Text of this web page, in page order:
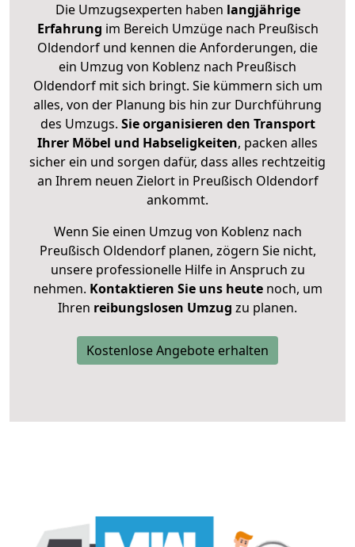
Die Umzugsexperten haben langjährige
Erfahrung im Bereich Umzüge nach Preußisch
Oldendorf und kennen die Anforderungen, die
ein Umzug von Koblenz nach Preußisch
Oldendorf mit sich bringt. Sie kümmern sich um
alles, von der Planung bis hin zur Durchführung
des Umzugs. Sie organisieren den Transport
Ihrer Möbel und Habseligkeiten, packen alles
sicher ein und sorgen dafür, dass alles rechtzeitig
an Ihrem neuen Zielort in Preußisch Oldendorf
ankommt.
Wenn Sie einen Umzug von Koblenz nach
Preußisch Oldendorf planen, zögern Sie nicht,
unsere professionelle Hilfe in Anspruch zu
nehmen. Kontaktieren Sie uns heutenoch, um
Ihren reibungslosen Umzug zu planen.
Kostenlose Angebote erhalten